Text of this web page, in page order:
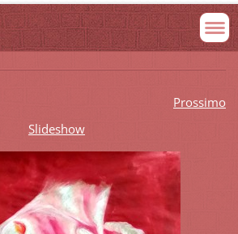
Prossimo
Slideshow